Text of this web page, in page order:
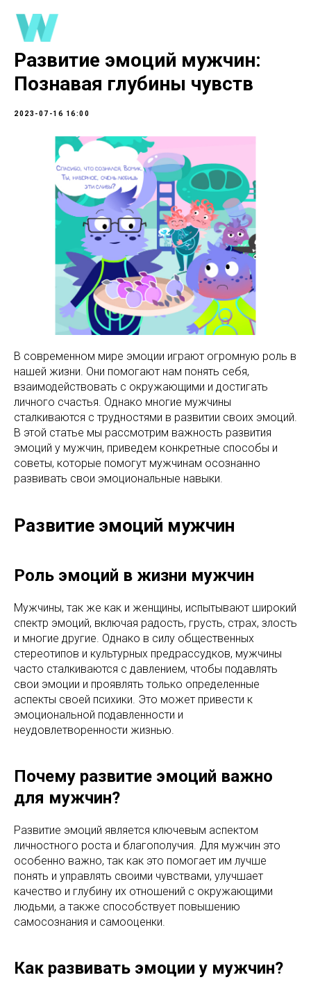
Развитие эмоций мужчин:
Познавая глубины чувств
2023-07-16 16:00
В современном мире эмоции играют огромную роль в
нашей жизни. Они помогают нам понять себя,
взаимодействовать с окружающими и достигать
личного счастья. Однако многие мужчины
сталкиваются с трудностями в развитии своих эмоций.
В этой статье мы рассмотрим важность развития
эмоций у мужчин, приведем конкретные способы и
советы, которые помогут мужчинам осознанно
развивать свои эмоциональные навыки.
Развитие эмоций мужчин
Роль эмоций в жизни мужчин
Мужчины, так же как и женщины, испытывают широкий
спектр эмоций, включая радость, грусть, страх, злость
и многие другие. Однако в силу общественных
стереотипов и культурных предрассудков, мужчины
часто сталкиваются с давлением, чтобы подавлять
свои эмоции и проявлять только определенные
аспекты своей психики. Это может привести к
эмоциональной подавленности и
неудовлетворенности жизнью.
Почему развитие эмоций важно
для мужчин?
Развитие эмоций является ключевым аспектом
личностного роста и благополучия. Для мужчин это
особенно важно, так как это помогает им лучше
понять и управлять своими чувствами, улучшает
качество и глубину их отношений с окружающими
людьми, а также способствует повышению
самосознания и самооценки.
Как развивать эмоции у мужчин?